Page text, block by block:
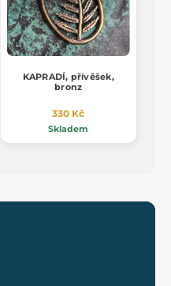
KAPRADÍ, přívěšek,
bronz
330 Kč
Skladem